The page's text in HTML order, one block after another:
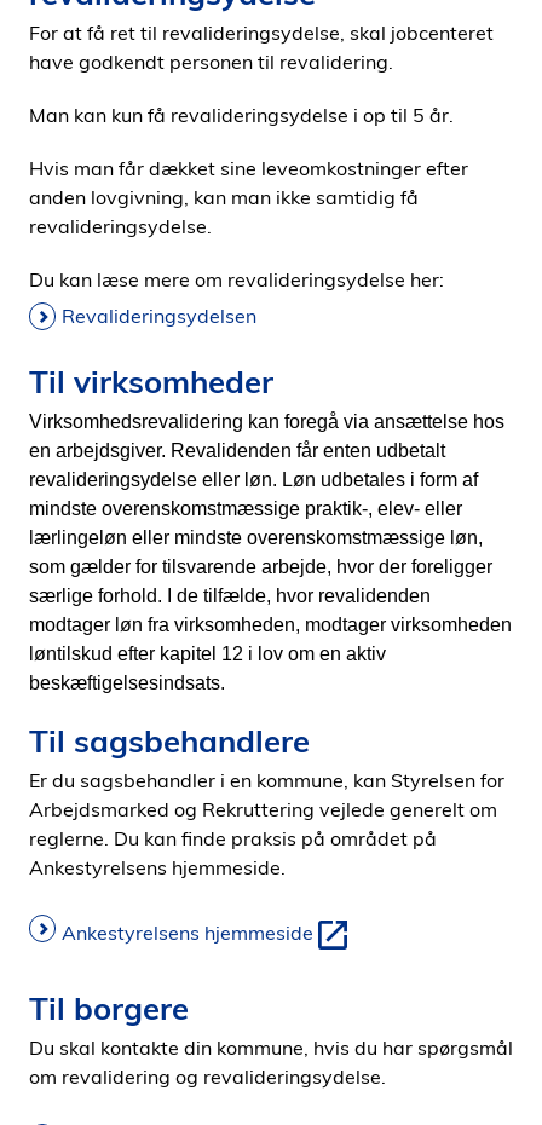
For at få ret til revalideringsydelse, skal jobcenteret
have godkendt personen til revalidering.
Man kan kun få revalideringsydelse i op til 5 år.
Hvis man får dækket sine leveomkostninger efter
anden lovgivning, kan man ikke samtidig få
revalideringsydelse.
Du kan læse mere om revalideringsydelse her:
Revalideringsydelsen
Til virksomheder
Virksomhedsrevalidering kan foregå via ansættelse hos
en arbejdsgiver. Revalidenden får enten udbetalt
revalideringsydelse eller løn. Løn udbetales i form af
mindste overenskomstmæssige praktik-, elev- eller
lærlingeløn eller mindste overenskomstmæssige løn,
som gælder for tilsvarende arbejde, hvor der foreligger
særlige forhold. I de tilfælde, hvor revalidenden
modtager løn fra virksomheden, modtager virksomheden
løntilskud efter kapitel 12 i lov om en aktiv
beskæftigelsesindsats.
Til sagsbehandlere
Er du sagsbehandler i en kommune, kan Styrelsen for
Arbejdsmarked og Rekruttering vejlede generelt om
reglerne. Du kan finde praksis på området på
Ankestyrelsens hjemmeside.
Ankestyrelsens hjemmeside
Til borgere
Du skal kontakte din kommune, hvis du har spørgsmål
om revalidering og revalideringsydelse.